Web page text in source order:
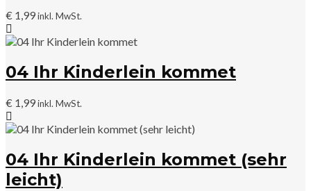
€ 1,99inkl. MwSt.
04 Ihr Kinderlein kommet
€ 1,99inkl. MwSt.
04 Ihr Kinderlein kommet (sehr
leicht)